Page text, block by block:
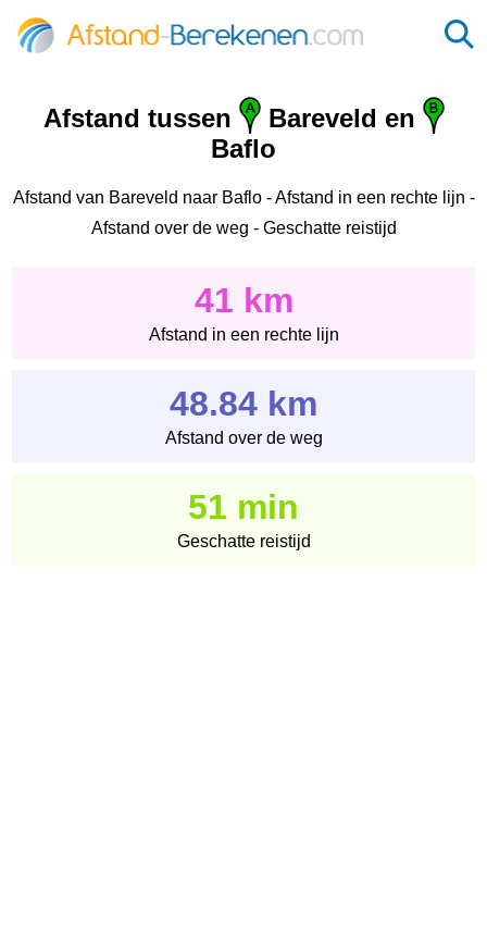
Afstand tussen
Bareveld en
Baflo
Afstand van Bareveld naar Baflo - Afstand in een rechte lijn -
Afstand over de weg - Geschatte reistijd
41 km
Afstand in een rechte lijn
48.84 km
Afstand over de weg
51 min
Geschatte reistijd